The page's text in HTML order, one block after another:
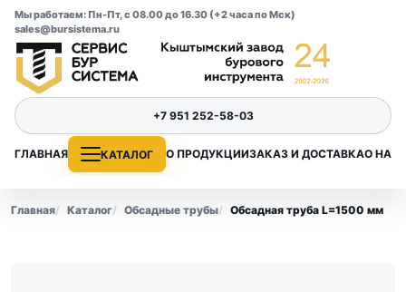
Мы работаем: Пн-Пт, с 08.00 до 16.30 (+2 часа по Мск)
sales@bursistema.ru
ГЛАВНАЯ КАТАЛОГ О ПРОДУКЦИИЗАКАЗ И ДОСТАВКАО НАС
+7 951 252-58-03
Главная Каталог Обсадные трубы Обсадная труба L=1500 мм